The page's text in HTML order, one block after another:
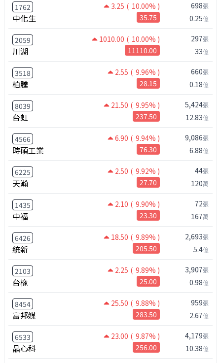
1762 3.25 ( 10.00% )
中化生 35.75
698張
0.25億
2059 1010.00 ( 10.00% )
川湖 11110.00
297張
33億
3518 2.55 ( 9.96% )
柏騰 28.15
660張
0.18億
8039 21.50 ( 9.95% )
台虹 237.50
5,424張
12.83億
4566 6.90 ( 9.94% )
時碩工業 76.30
9,086張
6.88億
6225 2.50 ( 9.92% )
天瀚 27.70
44張
120萬
1435 2.10 ( 9.90% )
中福 23.30
72張
167萬
6426 18.50 ( 9.89% )
統新 205.50
2,693張
5.4億
2103 2.25 ( 9.89% )
台橡 25.00
3,907張
0.98億
8454 25.50 ( 9.88% )
富邦媒 283.50
959張
2.67億
6533 23.00 ( 9.87% )
晶心科 256.00
4,179張
10.38億